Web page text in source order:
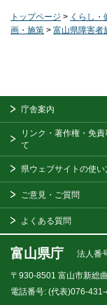
トップページ > くらし・
画・施策 > 富山県障害者
庁舎案内
リンク・著作権・免責
て
県ウェブサイトの使い
ご意見・ご質問
よくある質問
富山県庁 法人番
〒930-8501 富山市新総
電話番号: (代表)076-